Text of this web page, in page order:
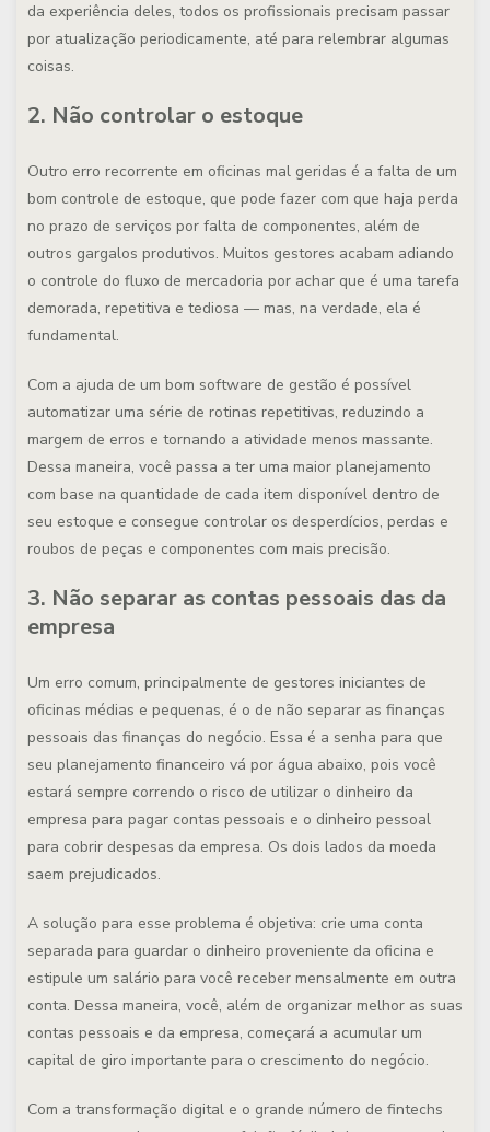
da experiência deles, todos os profissionais precisam passar
por atualização periodicamente, até para relembrar algumas
coisas.
2. Não controlar o estoque
Outro erro recorrente em oficinas mal geridas é a falta de um
bom controle de estoque, que pode fazer com que haja perda
no prazo de serviços por falta de componentes, além de
outros gargalos produtivos. Muitos gestores acabam adiando
o controle do fluxo de mercadoria por achar que é uma tarefa
demorada, repetitiva e tediosa — mas, na verdade, ela é
fundamental.
Com a ajuda de um bom software de gestão é possível
automatizar uma série de rotinas repetitivas, reduzindo a
margem de erros e tornando a atividade menos massante.
Dessa maneira, você passa a ter uma maior planejamento
com base na quantidade de cada item disponível dentro de
seu estoque e consegue controlar os desperdícios, perdas e
roubos de peças e componentes com mais precisão.
3. Não separar as contas pessoais das da
empresa
Um erro comum, principalmente de gestores iniciantes de
oficinas médias e pequenas, é o de não separar as finanças
pessoais das finanças do negócio. Essa é a senha para que
seu planejamento financeiro vá por água abaixo, pois você
estará sempre correndo o risco de utilizar o dinheiro da
empresa para pagar contas pessoais e o dinheiro pessoal
para cobrir despesas da empresa. Os dois lados da moeda
saem prejudicados.
A solução para esse problema é objetiva: crie uma conta
separada para guardar o dinheiro proveniente da oficina e
estipule um salário para você receber mensalmente em outra
conta. Dessa maneira, você, além de organizar melhor as suas
contas pessoais e da empresa, começará a acumular um
capital de giro importante para o crescimento do negócio.
Com a transformação digital e o grande número de fintechs